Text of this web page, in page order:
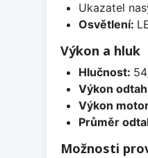
Ukazatel
Osvětlení:
Výkon a hluk
Hlučnost:
Výkon
Výkon
Průměr
Možnosti